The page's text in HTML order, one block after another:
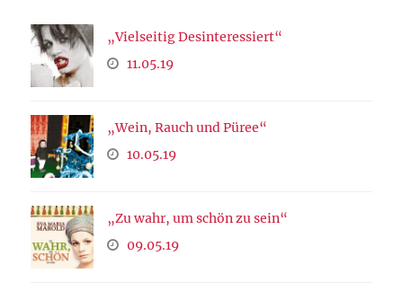
„Vielseitig Desinteressiert“
11.05.19
„Wein, Rauch und Püree“
10.05.19
„Zu wahr, um schön zu sein“
09.05.19